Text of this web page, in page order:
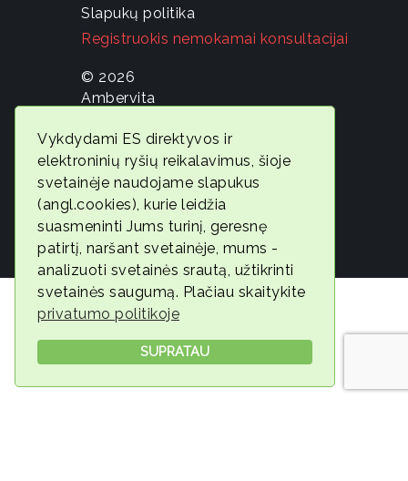
Vykdydami ES direktyvos ir
elektroninių ryšių reikalavimus, šioje
svetainėje naudojame slapukus
(angl.cookies), kurie leidžia
suasmeninti Jums turinį, geresnę
patirtį, naršant svetainėje, mums -
analizuoti svetainės srautą, užtikrinti
svetainės saugumą. Plačiau skaitykite
privatumo politikoje
SUPRATAU
Slapukų politika
Registruokis nemokamai konsultacijai
© 2026
Ambervita
Geros
savijautos
ekspertė
Gintarė
Jonaitytė